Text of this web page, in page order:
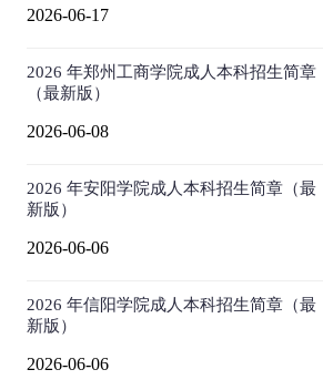
2026-06-17
2026 年郑州工商学院成人本科招生简章
（最新版）
2026-06-08
2026 年安阳学院成人本科招生简章（最
新版）
2026-06-06
2026 年信阳学院成人本科招生简章（最
新版）
2026-06-06